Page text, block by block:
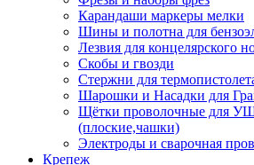
Карандаши маркеры мелки
Шины и полотна для
Лезвия для концелярского
Скобы и гвозди
Стержни для
Шарошки и Насадки для
Щётки проволочные для
(плоские,чашки)
Электроды и сварочная
Крепеж